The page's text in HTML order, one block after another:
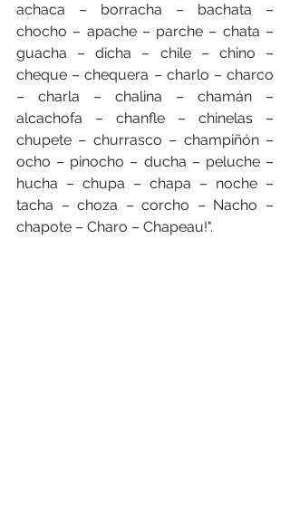
achaca – borracha – bachata –
chocho – apache – parche – chata –
guacha – dicha – chile – chino –
cheque – chequera – charlo – charco
– charla – chalina – chamán –
alcachofa – chanfle – chinelas –
chupete – churrasco – champiñón –
ocho – pinocho – ducha – peluche –
hucha – chupa – chapa – noche –
tacha – choza – corcho – Nacho –
chapote – Charo – Chapeau!".